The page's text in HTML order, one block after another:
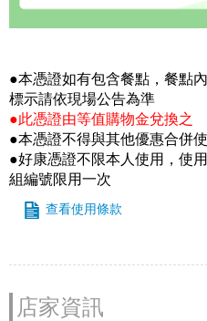
●本憑證如有包含餐點，餐點
標示請依現場公告為準
●此憑證由等值購物金兌換之
●本憑證不得與其他優惠合併
●好康憑證不限本人使用，使
組編號限用一次
查看使用條款
店家資訊